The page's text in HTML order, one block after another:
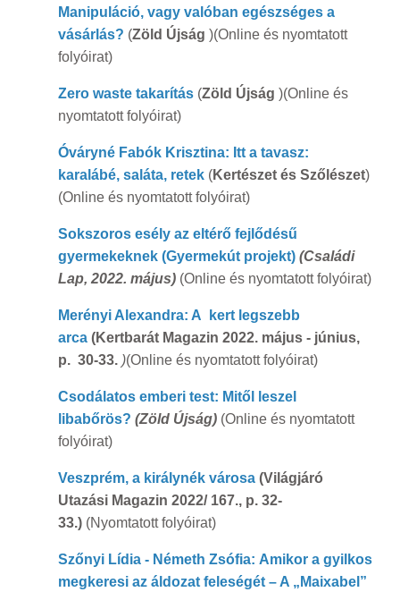
Manipuláció, vagy valóban egészséges a
vásárlás? (Zöld Újság )(Online és nyomtatott
folyóirat)
Zero waste takarítás (Zöld Újság )(Online és
nyomtatott folyóirat)
Óváryné Fabók Krisztina: Itt a tavasz:
karalábé, saláta, retek (Kertészet és Szőlészet)
(Online és nyomtatott folyóirat)
Sokszoros esély az eltérő fejlődésű
gyermekeknek(Gyermekút projekt) (Családi
Lap, 2022. május) (Online és nyomtatott folyóirat)
Merényi Alexandra: A kert legszebb
arca(Kertbarát Magazin 2022. május - június,
p. 30-33. )(Online és nyomtatott folyóirat)
Csodálatos emberi test: Mitől leszel
libabőrös? (Zöld Újság) (Online és nyomtatott
folyóirat)
Veszprém, a királynék városa(Világjáró
Utazási Magazin 2022/ 167., p. 32-
33.)(Nyomtatott folyóirat)
Szőnyi Lídia - Németh Zsófia: Amikor a gyilkos
megkeresi az áldozat feleségét – A „Maixabel”